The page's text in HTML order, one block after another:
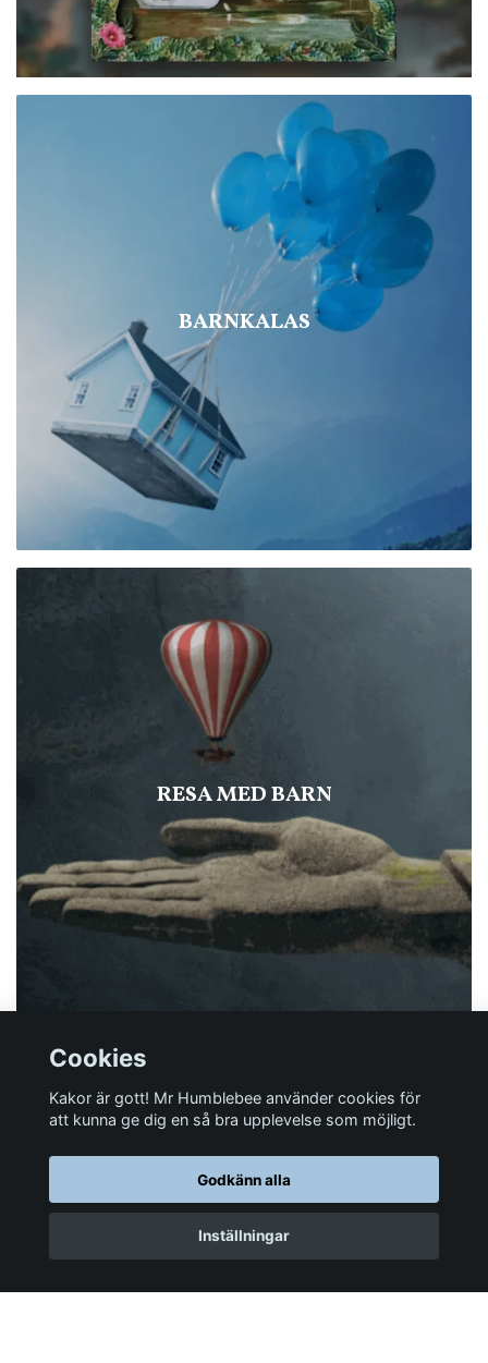
BARNKALAS
RESA MED BARN
Mer information
Cookies
Kakor är gott! Mr Humblebee använder cookies för
att kunna ge dig en så bra upplevelse som möjligt.
Godkänn alla
Inställningar